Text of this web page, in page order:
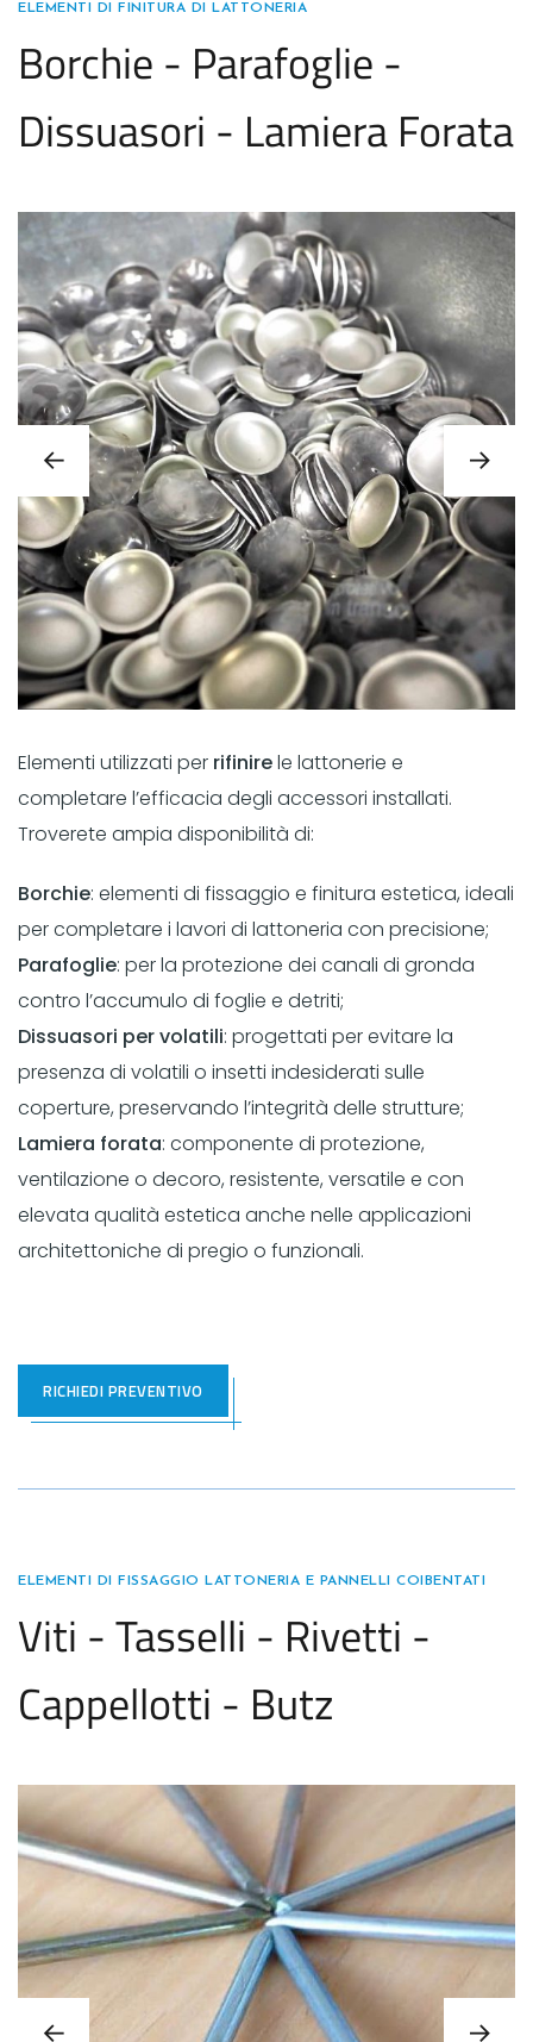
ELEMENTI DI FINITURA DI LATTONERIA
Borchie - Parafoglie -
Dissuasori - Lamiera Forata
Elementi utilizzati per rifinirele lattonerie e
completare l’efficacia degli accessori installati.
Troverete ampia disponibilità di:
Borchie: elementi di fissaggio e finitura estetica, ideali
per completare i lavori di lattoneria con precisione;
Parafoglie: per la protezione dei canali di gronda
contro l’accumulo di foglie e detriti;
Dissuasori per volatili: progettati per evitare la
presenza di volatili o insetti indesiderati sulle
coperture, preservando l’integrità delle strutture;
Lamiera forata: componente di protezione,
ventilazione o decoro, resistente, versatile e con
elevata qualità estetica anche nelle applicazioni
architettoniche di pregio o funzionali.
RICHIEDI PREVENTIVO
ELEMENTI DI FISSAGGIO LATTONERIA E PANNELLI COIBENTATI
Viti - Tasselli - Rivetti -
Cappellotti - Butz